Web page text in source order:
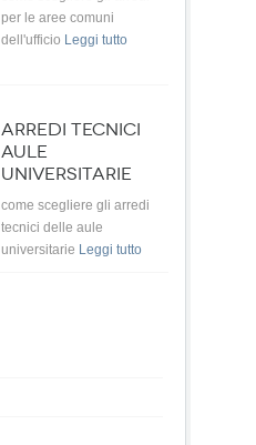
per le aree comuni
dell'ufficio Leggi tutto
ARREDI TECNICI
AULE
UNIVERSITARIE
come scegliere gli arredi
tecnici delle aule
universitarie Leggi tutto